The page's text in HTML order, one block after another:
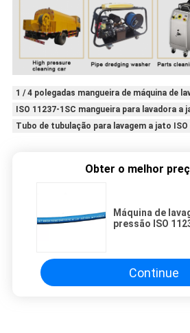
1 / 4 polegadas mangueira de máquina de
ISO 11237-1SC mangueira para lavadora a
Tubo de tubulação para lavagem a jato ISO
Obter o melhor
Máquina de
pressão ISO
Continue